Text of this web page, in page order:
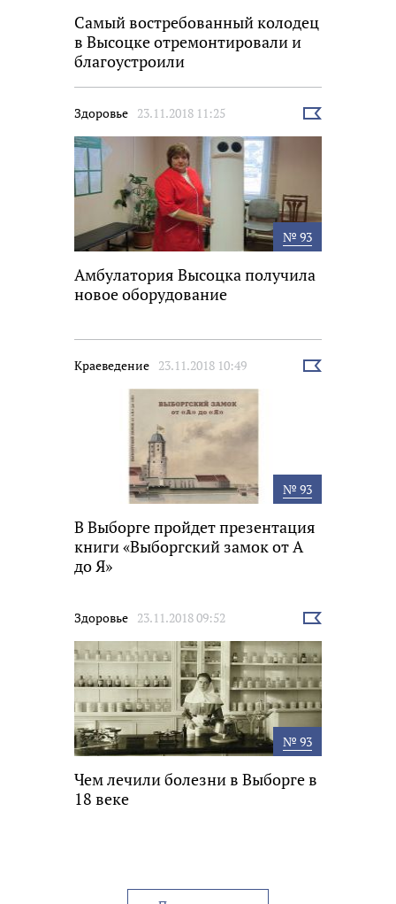
Самый востребованный колодец
в Высоцке отремонтировали и
благоустроили
Здоровье 23.11.2018 11:25
Выбрать
№ 93
Амбулатория Высоцка получила
новое оборудование
Краеведение 23.11.2018 10:49
Выбрать
№ 93
В Выборге пройдет презентация
книги «Выборгский замок от А
до Я»
Здоровье 23.11.2018 09:52
Выбрать
№ 93
Чем лечили болезни в Выборге в
18 веке